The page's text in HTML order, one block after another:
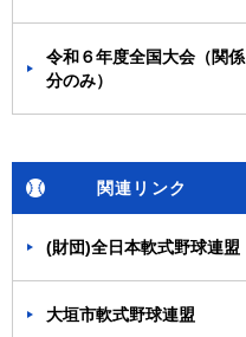
令和６年度全国大会（関係
分のみ）
関連リンク
(財団)全日本軟式野球連盟
大垣市軟式野球連盟